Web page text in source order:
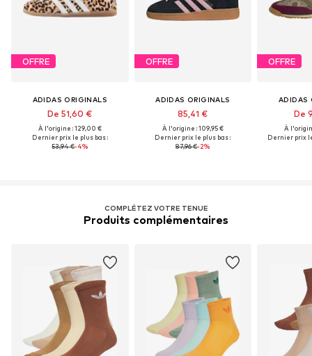
OFFRE
ADIDAS ORIGINALS
De 51,60 €
À l'origine : 129,00 €
Dernier prix le plus bas :
53,94 €-4%
OFFRE
ADIDAS ORIGINALS
85,41 €
À l'origine : 109,95 €
Dernier prix le plus bas :
87,96 €-2%
OFFRE
ADIDAS
De
À
Dernier prix
COMPLÉTEZ VOTRE TENUE
Produits complémentaires